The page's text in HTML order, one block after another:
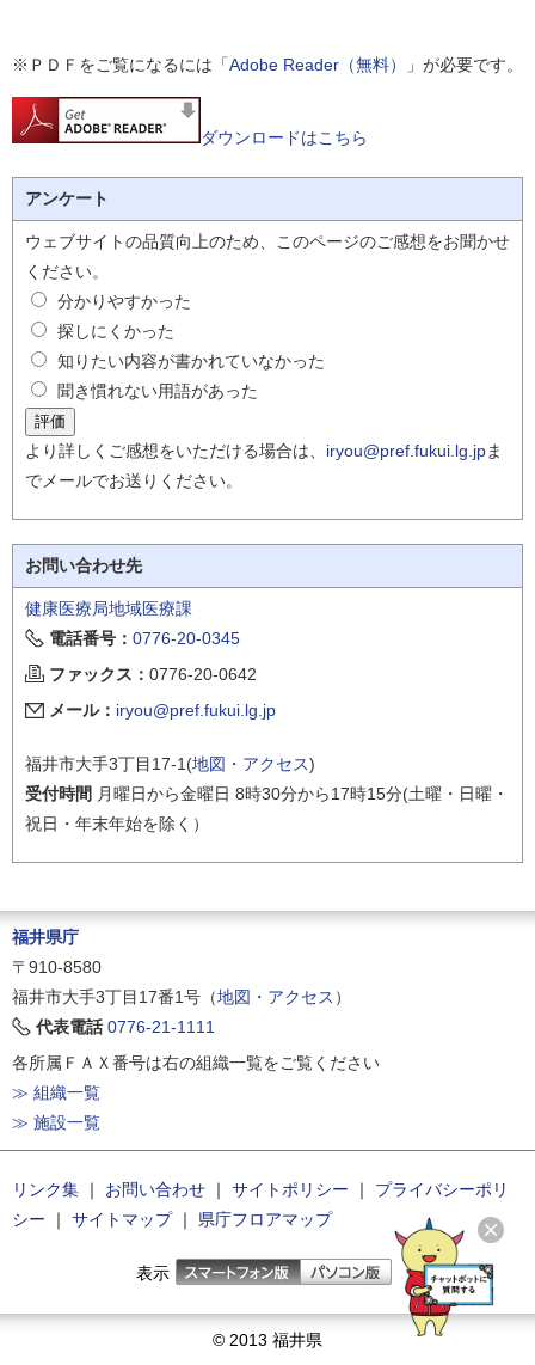
※ＰＤＦをご覧になるには「Adobe Reader（無料） 」が必要です。
ダウンロードはこちら
アンケート
ウェブサイトの品質向上のため、このページのご感想をお聞かせ
ください。
分かりやすかった
探しにくかった
知りたい内容が書かれていなかった
聞き慣れない用語があった
より詳しくご感想をいただける場合は、 iryou@pref.fukui.lg.jpま
でメールでお送りください。
お問い合わせ先
健康医療局地域医療課
電話番号： 0776-20-0345
ファックス： 0776-20-0642
メール： iryou@pref.fukui.lg.jp
福井市大手3丁目17-1(地図・アクセス)
受付時間 月曜日から金曜日 8時30分から17時15分(土曜・日曜・
祝日・年末年始を除く）
福井県庁
〒910-8580
福井市大手3丁目17番1号（地図・アクセス ）
代表電話 0776-21-1111
各所属ＦＡＸ番号は右の組織一覧をご覧ください
≫ 組織一覧
≫ 施設一覧
リンク集 ｜ お問い合わせ ｜ サイトポリシー ｜
プライバシーポリ
シー ｜ サイトマップ｜ 県庁フロアマップ
表示
© 2013 福井県